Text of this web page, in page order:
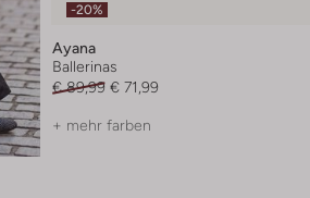
-20%
Ayana
Ballerinas
€ 89,99 € 71,99
+ mehr farben